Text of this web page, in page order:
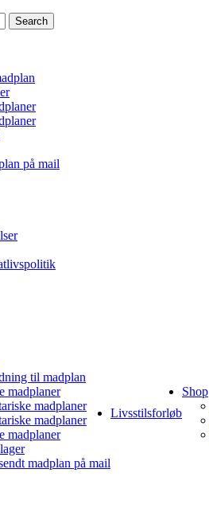
på mail
til madplan
madplaner
madplaner
madplaner
madplaner
madplan på mail
Livsstilsforløb
Shop